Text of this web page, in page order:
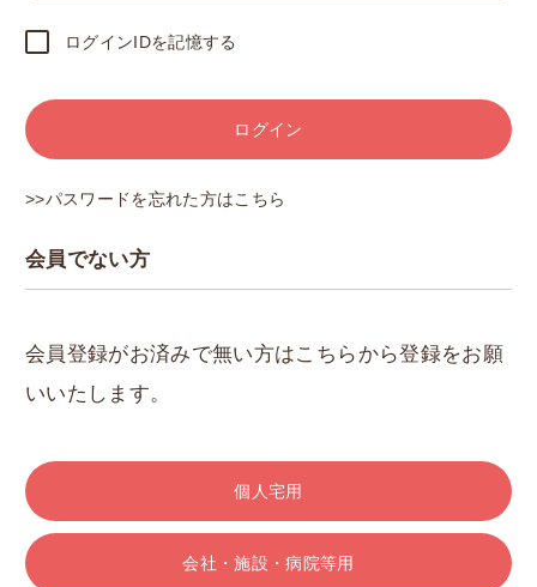
ログインIDを記憶する
ログイン
>>パスワードを忘れた方はこちら
会員でない方
会員登録がお済みで無い方はこちらから登録をお願
いいたします。
個人宅用
会社・施設・病院等用